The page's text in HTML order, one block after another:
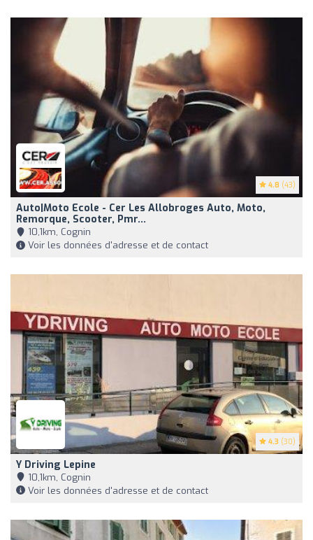
4.8 (43)
Auto|Moto Ecole - Cer Les Allobroges Auto, Moto,
Remorque, Scooter, Pmr...
10,1km, Cognin
Voir les données d'adresse et de contact
4.3 (30)
Y Driving Lepine
10,1km, Cognin
Voir les données d'adresse et de contact